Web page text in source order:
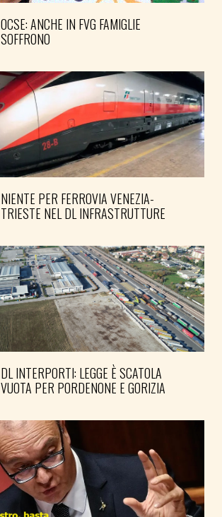
OCSE: ANCHE IN FVG FAMIGLIE
SOFFRONO
NIENTE PER FERROVIA VENEZIA-
TRIESTE NEL DL INFRASTRUTTURE
DL INTERPORTI: LEGGE È SCATOLA
VUOTA PER PORDENONE E GORIZIA